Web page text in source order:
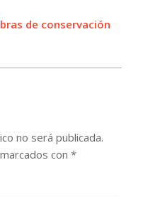
de conservación
no será publicada.
con *